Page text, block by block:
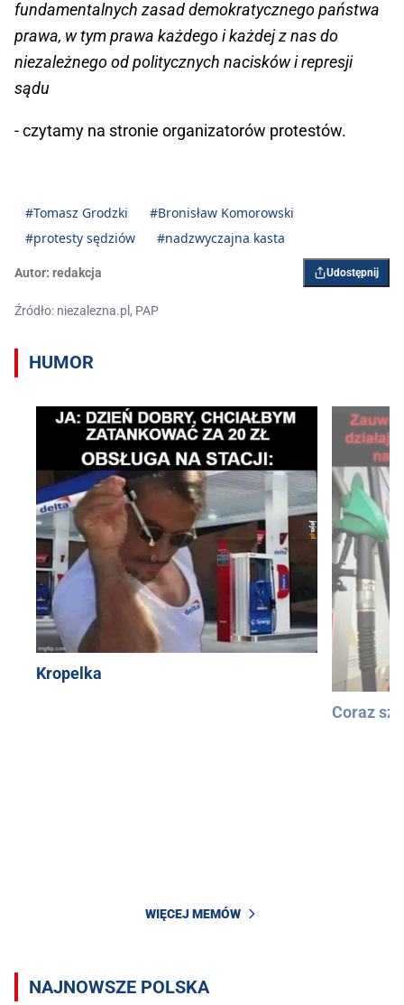
fundamentalnych zasad demokratycznego państwa
prawa, w tym prawa każdego i każdej z nas do
niezależnego od politycznych nacisków i represji
sądu
- czytamy na stronie organizatorów protestów.
#Tomasz Grodzki
#Bronisław Komorowski
#protesty sędziów
#nadzwyczajna kasta
Autor: redakcja Udostępnij
Źródło: niezalezna.pl, PAP
HUMOR
Kropelka
Coraz
WIĘCEJ MEMÓW
NAJNOWSZE POLSKA